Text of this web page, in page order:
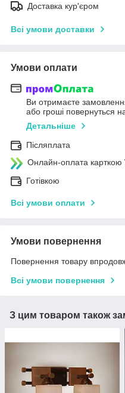
Доставка кур'єром
Всі умови доставки
Умови оплати
Ви отримаєте
або гроші повернуться
Детальніше
Післяплата
Онлайн-оплата
Готівкою
Всі умови оплати
Умови повернення
Повернення товару
Всі умови повернення
З цим товаром також